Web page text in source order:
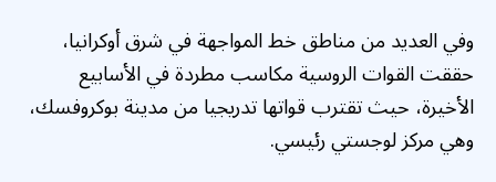
وفي العديد من مناطق خط المواجهة في شرق أوكرانيا،
حققت القوات الروسية مكاسب مطردة في الأسابيع
الأخيرة، حيث تقترب قواتها تدريجيا من مدينة بوكروفسك،
وهي مركز لوجستي رئيسي.